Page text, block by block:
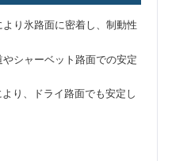
り氷路面に密着し、制動性
シャーベット路面での安定
り、ドライ路面でも安定し